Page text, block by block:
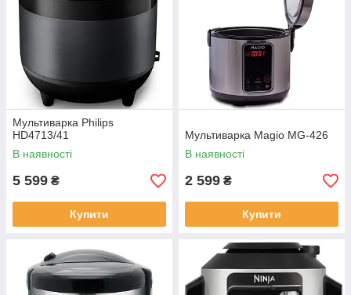
Мультиварка Philips
HD4713/41
В наявності
5 599 ₴
Купити
Мультиварка Magio MG-426
В наявності
2 599 ₴
Купити